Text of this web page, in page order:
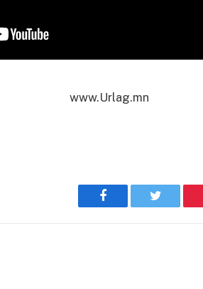
www.Urlag.mn
Facebook Twitter